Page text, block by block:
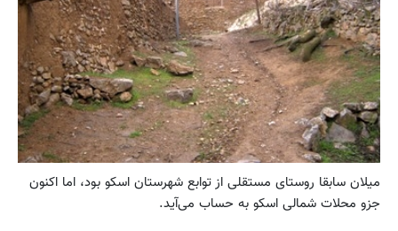
میلان سابقا روستای مستقلی از توابع شهرستان اسکو بود، اما اکنون
جزو محلات شمالی اسکو به حساب می‌آید.